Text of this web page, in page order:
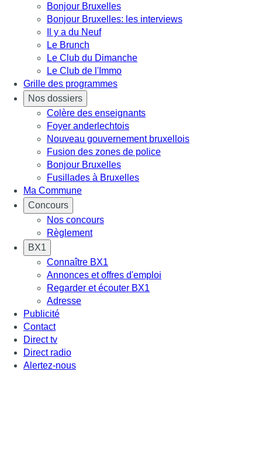
Bonjour Bruxelles
Bonjour Bruxelles: les interviews
Il y a du Neuf
Le Brunch
Le Club du Dimanche
Le Club de l'Immo
Grille des programmes
Nos dossiers
Colère des enseignants
Foyer anderlechtois
Nouveau gouvernement bruxellois
Fusion des zones de police
Bonjour Bruxelles
Fusillades à Bruxelles
Ma Commune
Concours
Nos concours
Règlement
BX1
Connaître BX1
Annonces et offres d'emploi
Regarder et écouter BX1
Adresse
Publicité
Contact
Direct tv
Direct radio
Alertez-nous